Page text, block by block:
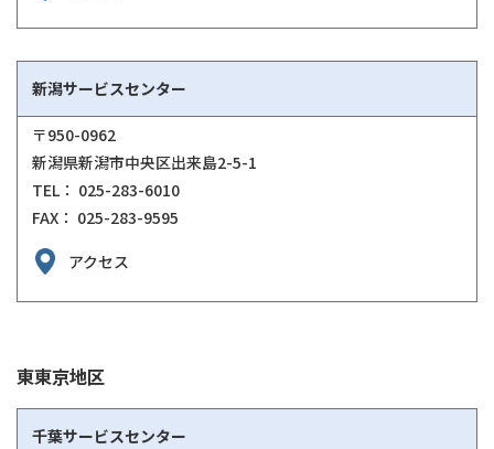
新潟サービスセンター
〒950-0962
新潟県新潟市中央区出来島2-5-1
TEL： 025-283-6010
FAX： 025-283-9595
アクセス
東東京地区
千葉サービスセンター